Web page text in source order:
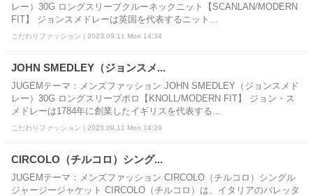
レー）30G ロングスリーブクルーネックニット【SCANLAN/MODERN
FIT】 ジョンスメドレーは英国を代表するニット...
こだわりファッション | 2023.09.11 Mon 14:34
JOHN SMEDLEY（ジョンスメ...
JUGEMテーマ：メンズファッション JOHN SMEDLEY（ジョンスメド
レー）30G ロングスリーブポロ【KNOLL/MODERN FIT】 ジョン・ス
メドレーは1784年に創業したイギリスを代表する...
こだわりファッション | 2023.09.11 Mon 14:29
CIRCOLO（チルコロ）シング...
JUGEMテーマ：メンズファッション CIRCOLO（チルコロ）シングル
ジャージージャケット CIRCOLO（チルコロ）は、イタリアのバレッタ